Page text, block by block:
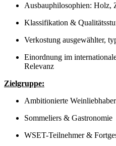
Ausbauphilosophien: Holz,
Klassifikation &
Verkostung ausgewählter,
Einordnung im
Relevanz
Zielgruppe:
Ambitionierte Weinliebhaber
Sommeliers & Gastronomie
WSET-Teilnehmer &